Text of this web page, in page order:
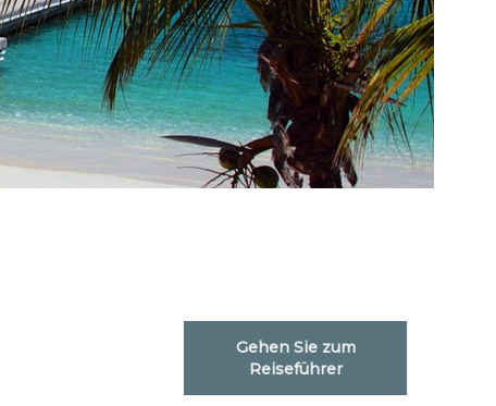
Gehen Sie zum
Reiseführer